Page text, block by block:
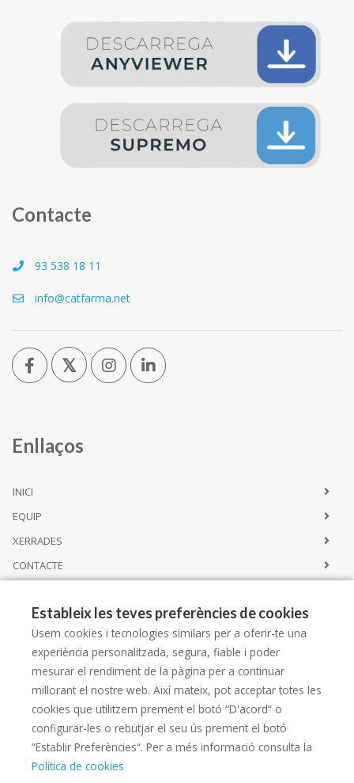
Contacte
93 538 18 11
info@catfarma.net
Enllaços
INICI
EQUIP
XERRADES
CONTACTE
Serveis
EQUIPAMENT
NIXFARMA
Estableix les teves preferències de cookies
Usem cookies i tecnologies similars per a oferir-te una
experiència personalitzada, segura, fiable i poder
mesurar el rendiment de la pàgina per a continuar
millorant el nostre web. Així mateix, pot acceptar totes les
cookies que utilitzem prement el botó “D'acord“ o
configurar-les o rebutjar el seu ús prement el botó
“Establir Preferències“. Per a més informació consulta la
Política de cookies